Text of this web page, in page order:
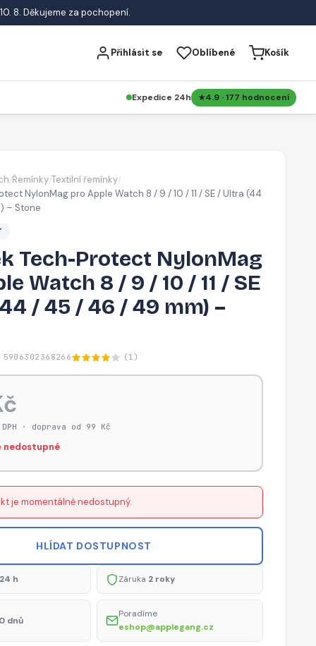
8. Děkujeme za pochopení.
Přihlásit se Oblíbené Košík
Expedice 24h 4.9 · 177 hodnocení
/Řemínky/Textilní řemínky/
NylonMag pro Apple Watch 8 / 9 / 10 / 11 / SE / Ultra (44
– Stone
Tech-Protect NylonMag
Watch 8 / 9 / 10 / 11 / SE
/ 45 / 46 / 49 mm) –
(1)
· doprava od 99 Kč
nedostupné
je momentálně nedostupný.
HLÍDAT DOSTUPNOST
h Záruka 2 roky
dnů
Poradíme
eshop@applegang.cz